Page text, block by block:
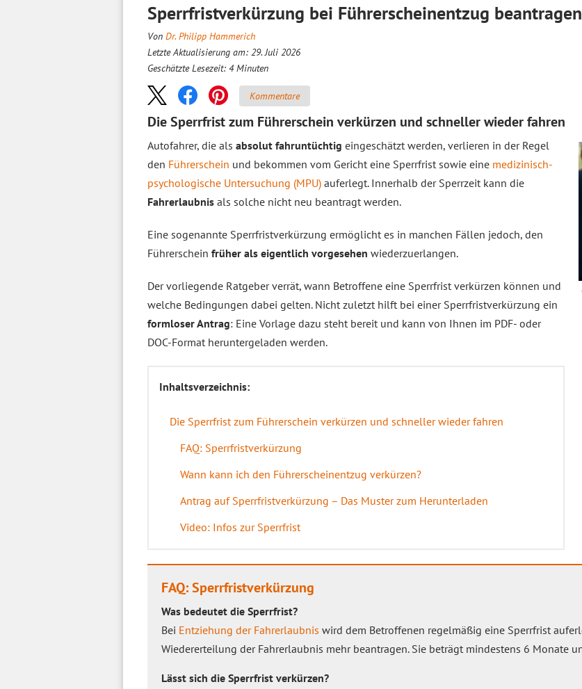
Sperrfristverkürzung bei Führerscheinentzug
Von Dr. Philipp Hammerich
Letzte Aktualisierung am: 29. Juli 2026
Geschätzte Lesezeit: 4 Minuten
Kommentare
Die Sperrfrist zum Führerschein verkürzen und schneller wieder fahren
Autofahrer, die als absolut fahruntüchtig eingeschätzt werden, verlieren in der Regel
den Führerschein und bekommen vom Gericht eine Sperrfrist sowie eine medizinisch-
psychologische Untersuchung (MPU) auferlegt. Innerhalb der Sperrzeit kann die
Fahrerlaubnis als solche nicht neu beantragt werden.
Eine sogenannte Sperrfristverkürzung ermöglicht es in manchen Fällen jedoch, den
Führerschein früher als eigentlich vorgesehen wiederzuerlangen.
Der vorliegende Ratgeber verrät, wann Betroffene eine Sperrfrist verkürzen können und
welche Bedingungen dabei gelten. Nicht zuletzt hilft bei einer Sperrfristverkürzung ein
formloser Antrag: Eine Vorlage dazu steht bereit und kann von Ihnen im PDF- oder
DOC-Format heruntergeladen werden.
Inhaltsverzeichnis:
Die Sperrfrist zum Führerschein verkürzen und schneller wieder fahren
FAQ: Sperrfristverkürzung
Wann kann ich den Führerscheinentzug verkürzen?
Antrag auf Sperrfristverkürzung – Das Muster zum Herunterladen
Video: Infos zur Sperrfrist
FAQ: Sperrfristverkürzung
Was bedeutet die Sperrfrist?
Bei Entziehung der Fahrerlaubnis wird dem Betroffenen regelmäßig eine Sperrfrist
Wiedererteilung der Fahrerlaubnis mehr beantragen. Sie beträgt mindestens 6 Monate
Lässt sich die Sperrfrist verkürzen?